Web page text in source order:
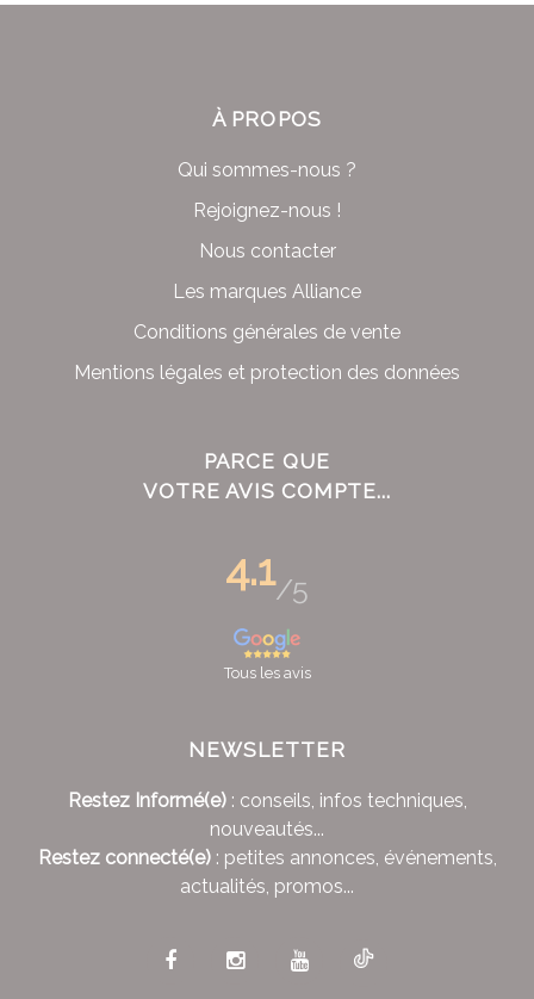
À PROPOS
Qui sommes-nous ?
Rejoignez-nous !
Nous contacter
Les marques Alliance
Conditions générales de vente
Mentions légales et protection des données
PARCE QUE
VOTRE AVIS COMPTE...
4.1/5
Tous les avis
NEWSLETTER
Restez Informé(e): conseils, infos techniques,
nouveautés...
Restez connecté(e): petites annonces, événements,
actualités, promos...